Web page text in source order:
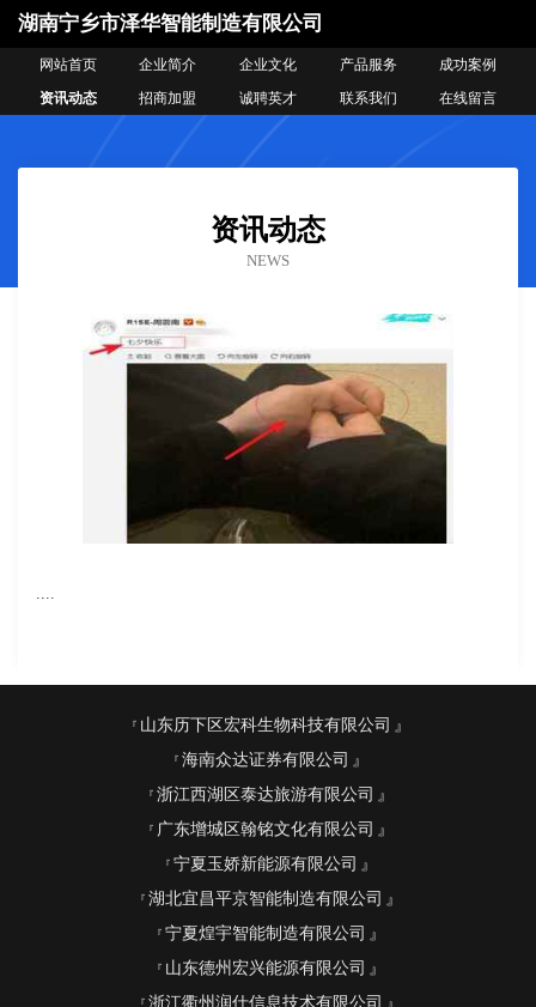
湖南宁乡市泽华智能制造有限公司
网站首页 企业简介 企业文化 产品服务
成功案例
资讯动态
招商加盟 诚聘英才 联系我们 在线留言
资讯动态
NEWS
....
山东历下区宏科生物科技有限公司
海南众达证券有限公司
浙江西湖区泰达旅游有限公司
广东增城区翰铭文化有限公司
宁夏玉娇新能源有限公司
湖北宜昌平京智能制造有限公司
宁夏煌宇智能制造有限公司
山东德州宏兴能源有限公司
浙江衢州润仕信息技术有限公司